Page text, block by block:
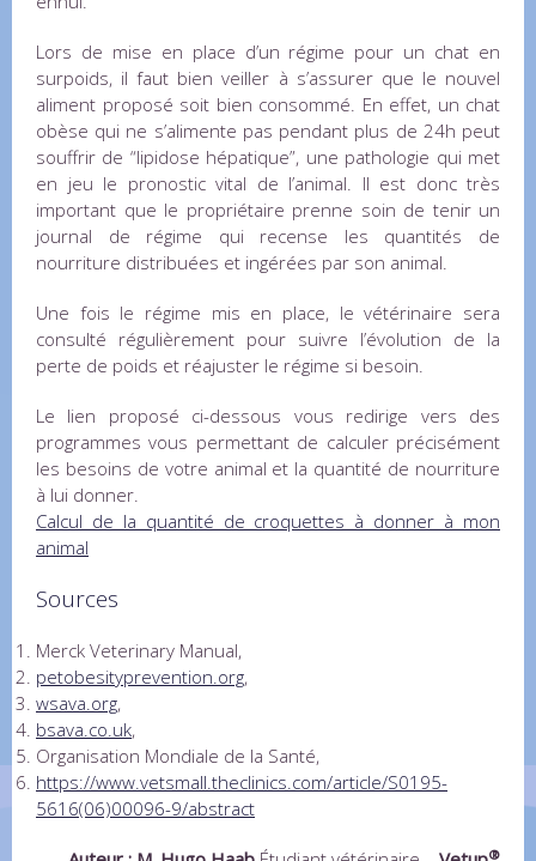
Lors de mise en place d’un régime pour un chat en
surpoids, il faut bien veiller à s’assurer que le nouvel
aliment proposé soit bien consommé. En effet, un chat
obèse qui ne s’alimente pas pendant plus de 24h peut
souffrir de “lipidose hépatique”, une pathologie qui met
en jeu le pronostic vital de l’animal. Il est donc très
important que le propriétaire prenne soin de tenir un
journal de régime qui recense les quantités de
nourriture distribuées et ingérées par son animal.
Une fois le régime mis en place, le vétérinaire sera
consulté régulièrement pour suivre l’évolution de la
perte de poids et réajuster le régime si besoin.
Le lien proposé ci-dessous vous redirige vers des
programmes vous permettant de calculer précisément
les besoins de votre animal et la quantité de nourriture
à lui donner.
Calcul de la quantité de croquettes à donner à mon
animal
Sources
Merck Veterinary Manual,
petobesityprevention.org,
wsava.org,
bsava.co.uk,
Organisation Mondiale de la Santé,
https://www.vetsmall.theclinics.com/article/S0195-
5616(06)00096-9/abstract
®